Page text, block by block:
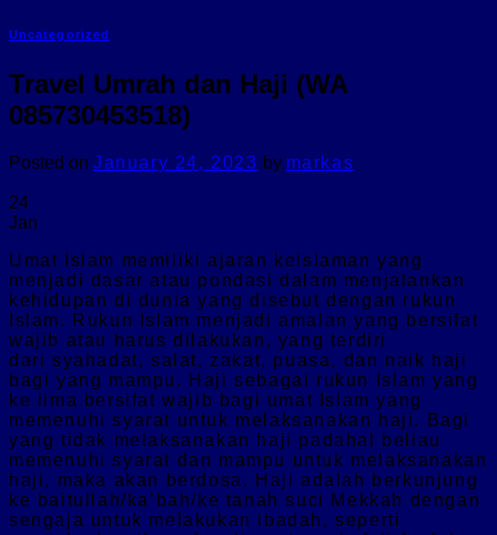
Uncategorized
Travel Umrah dan Haji (WA
085730453518)
Posted on January 24, 2023 by markas
24
Jan
Umat Islam memiliki ajaran keislaman yang
menjadi dasar atau pondasi dalam menjalankan
kehidupan di dunia yang disebut dengan rukun
Islam. Rukun Islam menjadi amalan yang bersifat
wajib atau harus dilakukan, yang terdiri
dari syahadat, salat, zakat, puasa, dan naik haji
bagi yang mampu. Haji sebagai rukun Islam yang
ke lima bersifat wajib bagi umat Islam yang
memenuhi syarat untuk melaksanakan haji. Bagi
yang tidak melaksanakan haji padahal beliau
memenuhi syarat dan mampu untuk melaksanakan
haji, maka akan berdosa. Haji adalah berkunjung
ke baitullah/ka’bah/ke tanah suci Mekkah dengan
sengaja untuk melakukan ibadah, seperti